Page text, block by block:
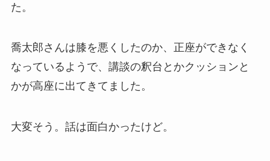
た。
喬太郎さんは膝を悪くしたのか、正座ができなく
なっているようで、講談の釈台とかクッションと
かが高座に出てきてました。
大変そう。話は面白かったけど。